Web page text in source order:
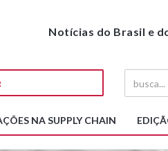
Notícias do Brasil e
NA SUPPLY CHAIN